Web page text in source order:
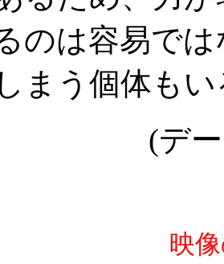
のは容易で
まう個体もい
(デ
映